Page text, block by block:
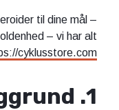
til dine mål –
– vi har alt
cyklusstore.com/
1. Historisk Baggrund